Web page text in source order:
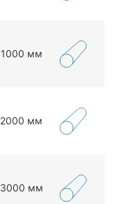
1000 мм
2000 мм
3000 мм